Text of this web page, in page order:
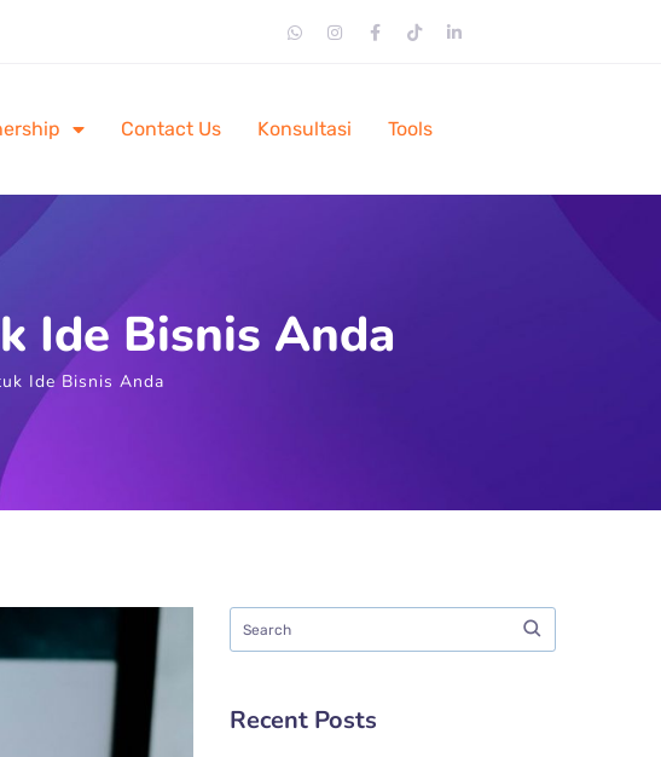
Contact Us Konsultasi Tools
Ide Bisnis Anda
Ide Bisnis Anda
Recent Posts